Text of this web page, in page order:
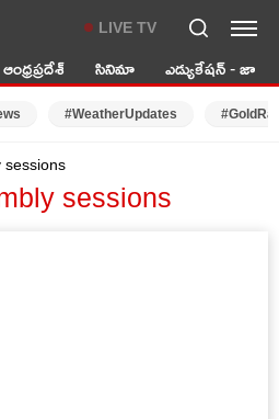
LIVE TV
ఆంధ్రప్రదేశ్ సినిమా ఎడ్యుకేషన్ - జాబ్స్
#WeatherUpdates
sessions
sessions